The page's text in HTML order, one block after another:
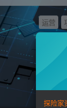
运营
探险家